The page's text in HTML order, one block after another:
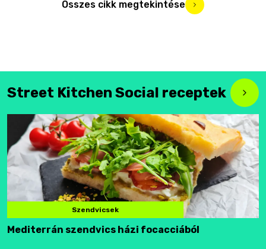
Összes cikk megtekintése
Street Kitchen Social receptek
Szendvicsek
Mediterrán szendvics házi focacciából